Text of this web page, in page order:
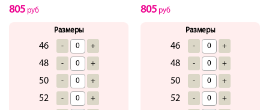
805 руб
Размеры
46 - +
48 - +
50 - +
52 - +
805 руб
Размеры
46 - +
48 - +
50 - +
52 - +